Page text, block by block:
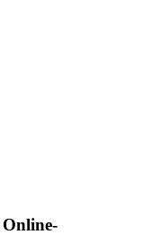
Online-